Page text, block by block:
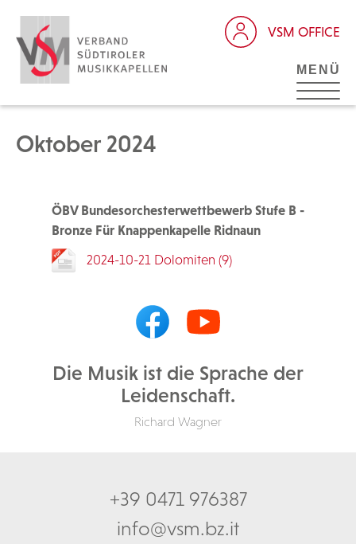
VSM OFFICE
MENÜ
Oktober 2024
ÖBV Bundesorchesterwettbewerb Stufe B -
Bronze Für Knappenkapelle Ridnaun
2024-10-21 Dolomiten (9)
Die Musik ist die Sprache der
Leidenschaft.
Richard Wagner
+39 0471 976387
info@vsm.bz.it